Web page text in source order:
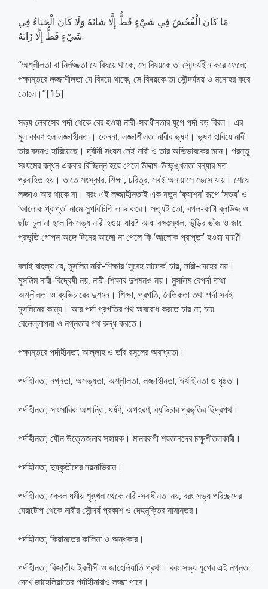
مَا كَانَ الْفُحْشُ فِي شَيْءٍ قَطُّ إِلَّا شَانَهُ وَلَا كَانَ الْحَيَاءُ فِي
شَيْءٍ قَطُّ إِلَّا زَانَهُ.
‘‘অশ্লীলতা বা নির্লজ্জতা যে বিষয়ে থাকে, সে বিষয়কে তা সৌন্দর্যহীন করে ফেলে;
পক্ষান্তরে লজ্জাশীলতা যে বিষয়ে থাকে, সে বিষয়কে তা সৌন্দর্যময় ও মনোহর করে
তোলে।’’[15]
সভ্য লেবাসের পর্দা থেকে বের হওয়া নারী-সবাধীনতার যুগে পর্দা বড় বিরল। এর
মূল কারণ হল লজ্জাহীনতা। কেননা, লজ্জাশীলতা নারীর ভূষণ। ভূষণ হারিয়ে নারী
তার বসনও হারিয়েছে। দ্বীনী সংযম নেই নারী ও তার অভিভাবকের মনে। পরন্তু
সংযমের বন্ধন একবার বিচ্ছিন্ন হয়ে গেলে উদ্দাম-উচ্ছৃঙ্খলতা বন্যার মত
প্রবাহিত হয়। তাতে সংস্কার, শিক্ষা, চরিত্র, সবই অনায়াসে ভেসে যায়। শেষে
লজ্জাও আর থাকে না। বরং এই লজ্জাহীনতাই এক নতুন ‘ফ্যাশন’ রূপে ‘সভ্য’ ও
‘আলোক প্রাপ্ত’ নামে সুপরিচিতি লাভ করে। সত্যই তো, বগল-কাটা ব্লাউজ ও
ছাঁটা চুল না হলে কি সভ্য নারী হওয়া যায়? আধা বক্ষঃস্থল, ভুঁড়ির ভাঁজ ও জাং
প্রভৃতি গোপন অঙ্গে দিনের আলো না পেলে কি ‘আলোক প্রাপ্তা’ হওয়া যায়?!
বলাই বাহুল্য যে, মুসলিম নারী-শিক্ষার ‘সুবেহ সাদেক’ চায়, নারী-দেহের নয়।
মুসলিম নারী-বিদ্বেষী নয়, নারী-শিক্ষার দুশমনও নয়। মুসলিম বেপর্দা তথা
অশ্লীলতা ও ব্যভিচারের দুশমন। শিক্ষা, প্রগতি, নৈতিকতা তথা পর্দা সবই
মুসলিমের কাম্য। আর পর্দা প্রগতির পথ অবরোধ করতে চায় না; চায়
বেলেল্লাপনা ও নগ্নতার পথ রুদ্ধ করতে।
পক্ষান্তরে পর্দাহীনতা; আল্লাহ ও তাঁর রসূলের অবাধ্যতা।
পর্দাহীনতা; নগ্নতা, অসভ্যতা, অশ্লীলতা, লজ্জাহীনতা, ঈর্ষাহীনতা ও ধৃষ্টতা।
পর্দাহীনতা; সাংসারিক অশান্তি, ধর্ষণ, অপহরণ, ব্যভিচার প্রভৃতির ছিদ্রপথ।
পর্দাহীনতা; যৌন উত্তেজনার সহায়ক। মানবরূপী শয়তানদের চক্ষুশীতলকারী।
পর্দাহীনতা; দুষ্কৃতীদের নয়নাভিরাম।
পর্দাহীনতা; কেবল ধর্মীয় শৃঙ্খল থেকে নারী-সবাধীনতা নয়, বরং সভ্য পরিচ্ছদের
ঘেরাটোপ থেকে নারীর সৌন্দর্য প্রকাশ ও দেহমুক্তির নামান্তর।
পর্দাহীনতা; কিয়ামতের কালিমা ও অন্ধকার।
পর্দাহীনতা; বিজাতীয় ইবলীসী ও জাহেলিয়াতি প্রথা। বরং সভ্য যুগের এই নগ্নতা
দেখে জাহেলিয়াতের পর্দাহীনারাও লজ্জা পাবে।